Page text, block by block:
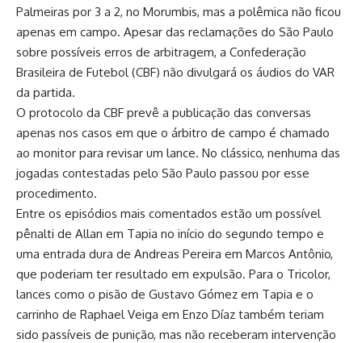
Palmeiras por 3 a 2, no Morumbis, mas a polêmica não ficou
apenas em campo. Apesar das reclamações do São Paulo
sobre possíveis erros de arbitragem, a Confederação
Brasileira de Futebol (CBF) não divulgará os áudios do VAR
da partida.
O protocolo da CBF prevê a publicação das conversas
apenas nos casos em que o árbitro de campo é chamado
ao monitor para revisar um lance. No clássico, nenhuma das
jogadas contestadas pelo São Paulo passou por esse
procedimento.
Entre os episódios mais comentados estão um possível
pênalti de Allan em Tapia no início do segundo tempo e
uma entrada dura de Andreas Pereira em Marcos Antônio,
que poderiam ter resultado em expulsão. Para o Tricolor,
lances como o pisão de Gustavo Gómez em Tapia e o
carrinho de Raphael Veiga em Enzo Díaz também teriam
sido passíveis de punição, mas não receberam intervenção